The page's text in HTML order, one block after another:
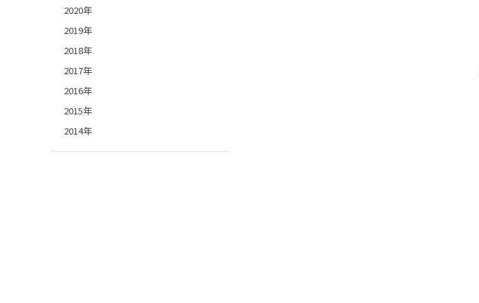
2020年
2019年
2018年
2017年
2016年
2015年
2014年